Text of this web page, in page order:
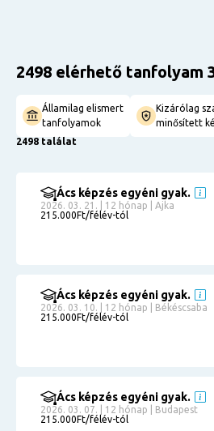
2498 elérhető tanfolyam
Államilag elismert
tanfolyamok
Kizárólag
minősített
2498 találat
Ács képzés egyéni gyak.
2026. 03. 21. | 12 hónap | Ajka
215.000Ft/félév-tól
Ács képzés egyéni gyak.
2026. 03. 10. | 12 hónap | Békéscsaba
215.000Ft/félév-tól
Ács képzés egyéni gyak.
2026. 03. 07. | 12 hónap | Budapest
215.000Ft/félév-tól